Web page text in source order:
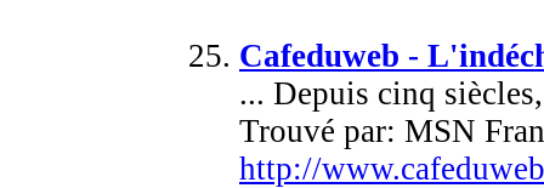
Cafeduweb -
... Depuis cinq
Trouvé par: MSN
http://